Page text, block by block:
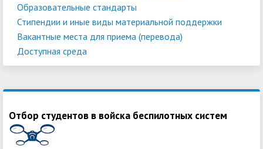
Образовательные стандарты
Стипендии и иные виды материальной поддержки
Вакантные места для приема (перевода)
Доступная среда
Отбор студентов в войска беспилотных систем